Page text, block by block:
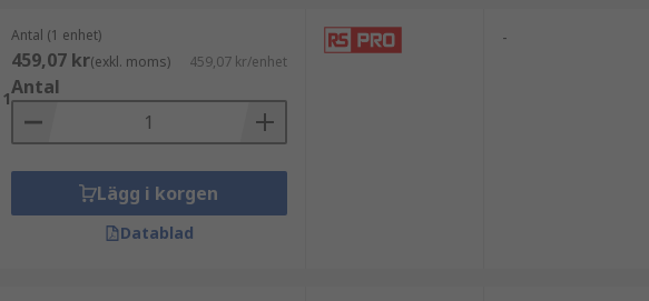
Antal (1 enhet)
459,07 kr(exkl. moms) 459,07 kr/enhet
Antal
Lägg i korgen
Datablad
-